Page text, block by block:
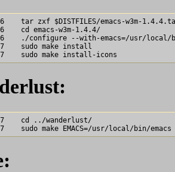
tar zxf $DISTFILES/emacs-w3m-
cd emacs-w3m-1.4.4/
./configure --with-emacs=/usr/local/
sudo make install
cd ../wanderlust/